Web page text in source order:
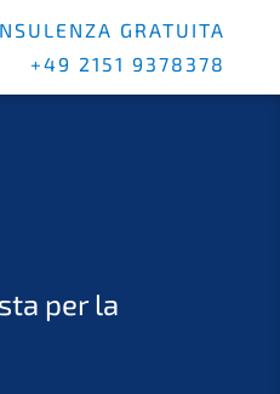
GRATUITA
+49 2151 9378378
per la